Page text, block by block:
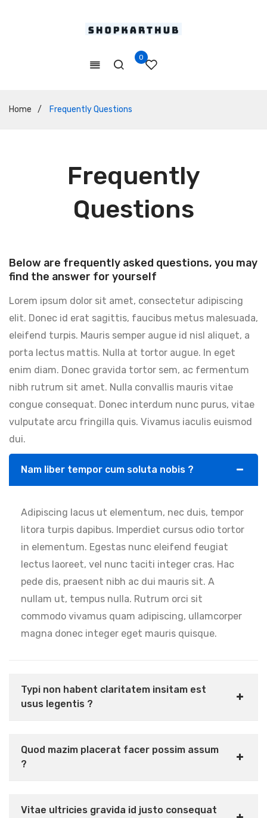
0
Home / Frequently Questions
Frequently
Questions
Below are frequently asked questions, you may
find the answer for yourself
Lorem ipsum dolor sit amet, consectetur adipiscing
elit. Donec id erat sagittis, faucibus metus malesuada,
eleifend turpis. Mauris semper augue id nisl aliquet, a
porta lectus mattis. Nulla at tortor augue. In eget
enim diam. Donec gravida tortor sem, ac fermentum
nibh rutrum sit amet. Nulla convallis mauris vitae
congue consequat. Donec interdum nunc purus, vitae
vulputate arcu fringilla quis. Vivamus iaculis euismod
dui.
Nam liber tempor cum soluta nobis ?
Adipiscing lacus ut elementum, nec duis, tempor
litora turpis dapibus. Imperdiet cursus odio tortor
in elementum. Egestas nunc eleifend feugiat
lectus laoreet, vel nunc taciti integer cras. Hac
pede dis, praesent nibh ac dui mauris sit. A
nullam ut, tempus nulla. Rutrum orci sit
commodo vivamus quam adipiscing, ullamcorper
magna donec integer eget mauris quisque.
Typi non habent claritatem insitam est
usus legentis ?
Quod mazim placerat facer possim assum
?
Vitae ultricies gravida id justo consequat